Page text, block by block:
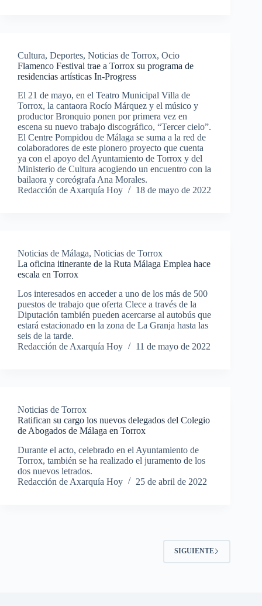
Cultura, Deportes, Noticias de Torrox, Ocio
Flamenco Festival trae a Torrox su programa de
residencias artísticas In-Progress
El 21 de mayo, en el Teatro Municipal Villa de
Torrox, la cantaora Rocío Márquez y el músico y
productor Bronquio ponen por primera vez en
escena su nuevo trabajo discográfico, “Tercer cielo”.
El Centre Pompidou de Málaga se suma a la red de
colaboradores de este pionero proyecto que cuenta
ya con el apoyo del Ayuntamiento de Torrox y del
Ministerio de Cultura acogiendo un encuentro con la
bailaora y coreógrafa Ana Morales.
Redacción de Axarquía Hoy
18 de mayo de 2022
Noticias de Málaga, Noticias de Torrox
La oficina itinerante de la Ruta Málaga Emplea hace
escala en Torrox
Los interesados en acceder a uno de los más de 500
puestos de trabajo que oferta Clece a través de la
Diputación también pueden acercarse al autobús que
estará estacionado en la zona de La Granja hasta las
seis de la tarde.
Redacción de Axarquía Hoy
11 de mayo de 2022
Noticias de Torrox
Ratifican su cargo los nuevos delegados del Colegio
de Abogados de Málaga en Torrox
Durante el acto, celebrado en el Ayuntamiento de
Torrox, también se ha realizado el juramento de los
dos nuevos letrados.
Redacción de Axarquía Hoy
25 de abril de 2022
SIGUIENTE